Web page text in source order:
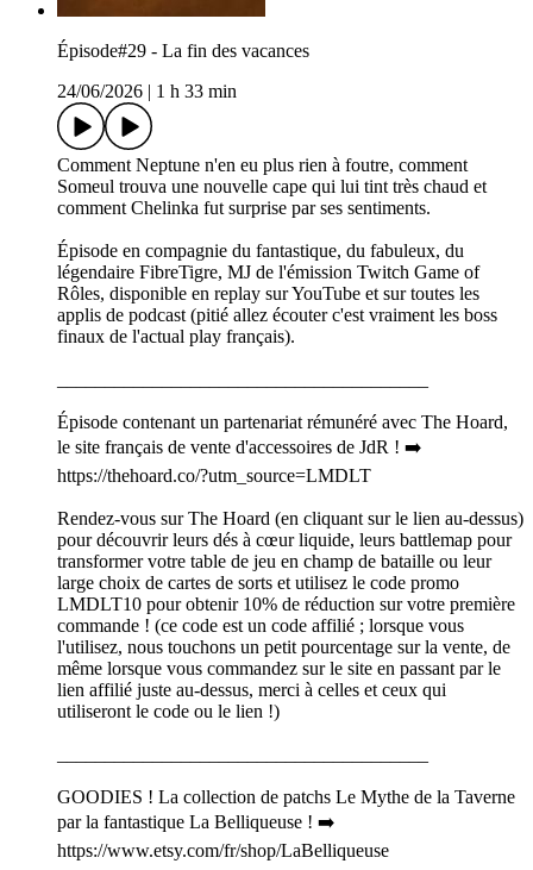
Épisode#29 - La fin des vacances
24/06/2026
1 h 33 min
Comment Neptune n'en eu plus rien à foutre, comment
Someul trouva une nouvelle cape qui lui tint très chaud et
comment Chelinka fut surprise par ses sentiments.
Épisode en compagnie du fantastique, du fabuleux, du
légendaire FibreTigre, MJ de l'émission Twitch Game of
Rôles, disponible en replay sur YouTube et sur toutes les
applis de podcast (pitié allez écouter c'est vraiment les boss
finaux de l'actual play français).
Épisode contenant un partenariat rémunéré avec The Hoard,
le site français de vente d'accessoires de JdR ! ➡️
https://thehoard.co/?utm_source=LMDLT
Rendez-vous sur The Hoard (en cliquant sur le lien au-dessus)
pour découvrir leurs dés à cœur liquide, leurs battlemap pour
transformer votre table de jeu en champ de bataille ou leur
large choix de cartes de sorts et utilisez le code promo
LMDLT10 pour obtenir 10% de réduction sur votre première
commande ! (ce code est un code affilié ; lorsque vous
l'utilisez, nous touchons un petit pourcentage sur la vente, de
même lorsque vous commandez sur le site en passant par le
lien affilié juste au-dessus, merci à celles et ceux qui
utiliseront le code ou le lien !)
GOODIES ! La collection de patchs Le Mythe de la Taverne
par la fantastique La Belliqueuse ! ➡️
https://www.etsy.com/fr/shop/LaBelliqueuse